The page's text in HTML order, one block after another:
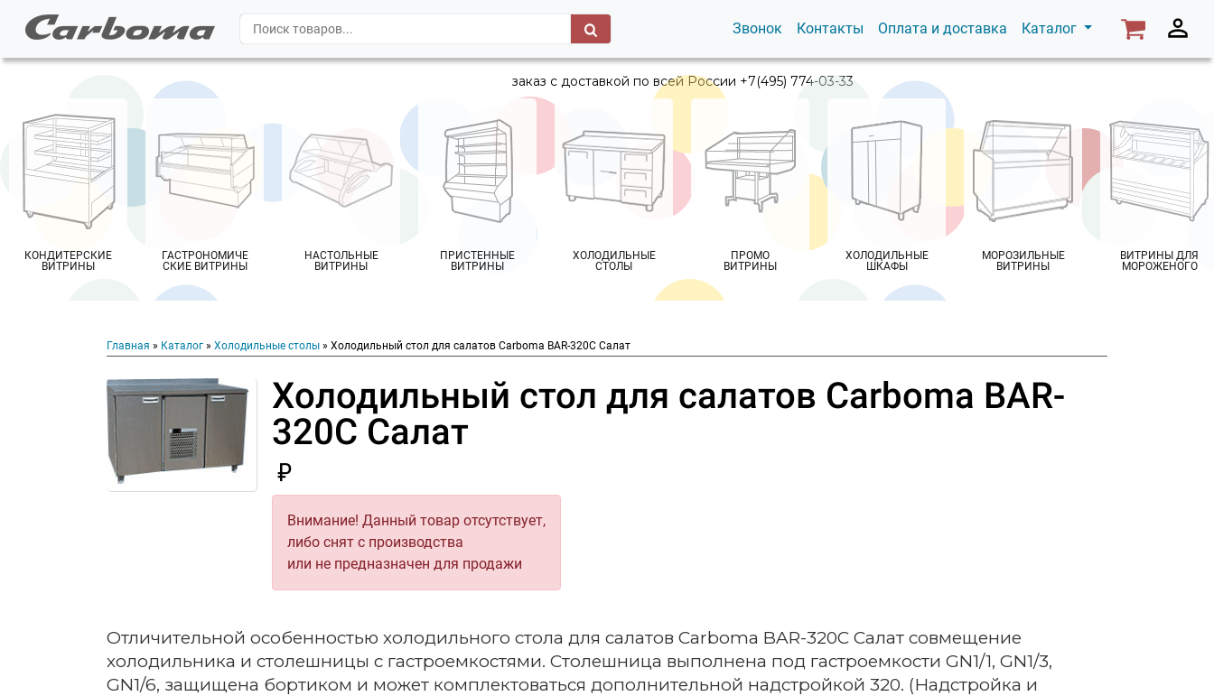
Звонок Контакты Оплата и доставка Каталог
заказ с доставкой по всей России +7(495) 774-03-33
КОНДИТЕРСКИЕ
ВИТРИНЫ
ГАСТРОНОМИЧЕ
СКИЕ ВИТРИНЫ
НАСТОЛЬНЫЕ
ВИТРИНЫ
ПРИСТЕННЫЕ
ВИТРИНЫ
ХОЛОДИЛЬНЫЕ
СТОЛЫ
ПРОМО
ВИТРИНЫ
ХОЛОДИЛЬНЫЕ
ШКАФЫ
МОРОЗИЛЬНЫЕ
ВИТРИНЫ
ВИТРИНЫ ДЛЯ
МОРОЖЕНОГО
Главная » Каталог » Холодильные столы » Холодильный стол для салатов Carboma BAR-320С Салат
Холодильный стол для салатов Carboma BAR-
320С Салат
₽
Внимание! Данный товар отсутствует,
либо снят с производства
или не предназначен для продажи
Отличительной особенностью холодильного стола для салатов Carboma BAR-320С Салат совмещение
холодильника и столешницы с гастроемкостями. Столешница выполнена под гастроемкости GN1/1, GN1/3,
GN1/6, защищена бортиком и может комплектоваться дополнительной надстройкой 320. (Надстройка и